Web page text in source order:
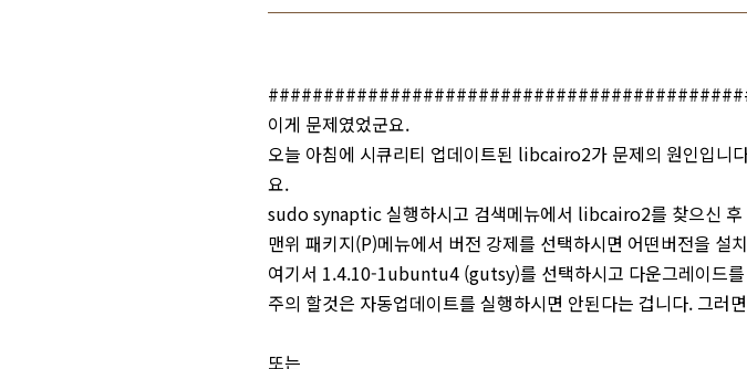
이게 문제였었군요.
오늘 아침에 시큐리티 업데이트된 libcairo2가 문제의 원인입니
요.
sudo synaptic 실행하시고 검색메뉴에서 libcairo2를 찾으신 후
맨위 패키지(P)메뉴에서 버전 강제를 선택하시면 어떤버전을 설
여기서 1.4.10-1ubuntu4 (gutsy)를 선택하시고 다운그레이드
주의 할것은 자동업데이트를 실행하시면 안된다는 겁니다. 그
또는